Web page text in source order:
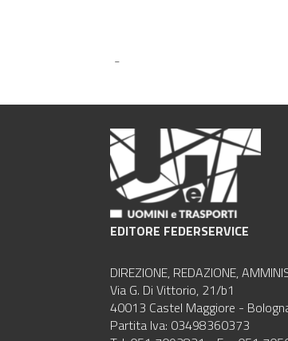
-
EDITORE FEDERSERVICE
DIREZIONE, REDAZIONE,
Via G. Di Vittorio, 21/b1
40013 Castel Maggiore -
Partita Iva: 03498360373